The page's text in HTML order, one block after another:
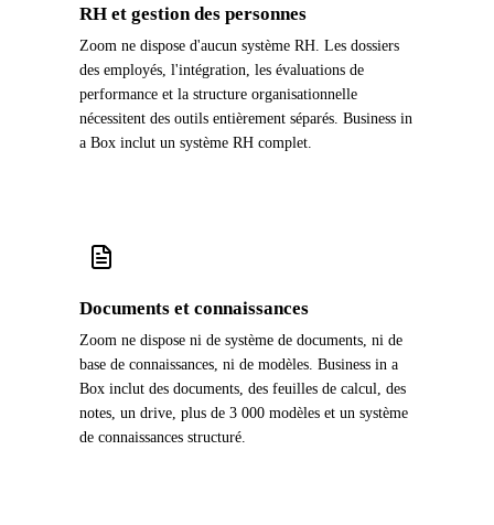
RH et gestion des personnes
Zoom ne dispose d'aucun système RH. Les dossiers
des employés, l'intégration, les évaluations de
performance et la structure organisationnelle
nécessitent des outils entièrement séparés. Business in
a Box inclut un système RH complet.
Documents et connaissances
Zoom ne dispose ni de système de documents, ni de
base de connaissances, ni de modèles. Business in a
Box inclut des documents, des feuilles de calcul, des
notes, un drive, plus de 3 000 modèles et un système
de connaissances structuré.